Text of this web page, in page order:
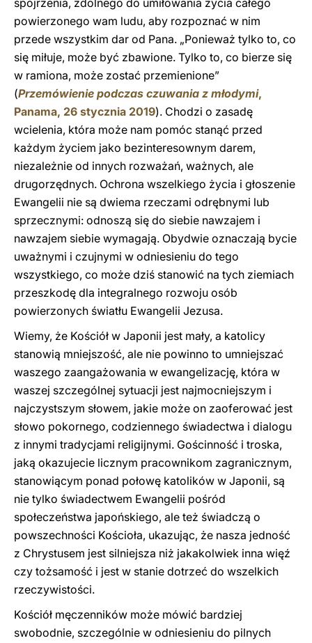
spojrzenia, zdolnego do umiłowania życia całego
powierzonego wam ludu, aby rozpoznać w nim
przede wszystkim dar od Pana. „Ponieważ tylko to, co
się miłuje, może być zbawione. Tylko to, co bierze się
w ramiona, może zostać przemienione”
(Przemówienie podczas czuwania z młodymi,
Panama, 26 stycznia 2019). Chodzi o zasadę
wcielenia, która może nam pomóc stanąć przed
każdym życiem jako bezinteresownym darem,
niezależnie od innych rozważań, ważnych, ale
drugorzędnych. Ochrona wszelkiego życia i głoszenie
Ewangelii nie są dwiema rzeczami odrębnymi lub
sprzecznymi: odnoszą się do siebie nawzajem i
nawzajem siebie wymagają. Obydwie oznaczają bycie
uważnymi i czujnymi w odniesieniu do tego
wszystkiego, co może dziś stanowić na tych ziemiach
przeszkodę dla integralnego rozwoju osób
powierzonych światłu Ewangelii Jezusa.
Wiemy, że Kościół w Japonii jest mały, a katolicy
stanowią mniejszość, ale nie powinno to umniejszać
waszego zaangażowania w ewangelizację, która w
waszej szczególnej sytuacji jest najmocniejszym i
najczystszym słowem, jakie może on zaoferować jest
słowo pokornego, codziennego świadectwa i dialogu
z innymi tradycjami religijnymi. Gościnność i troska,
jaką okazujecie licznym pracownikom zagranicznym,
stanowiącym ponad połowę katolików w Japonii, są
nie tylko świadectwem Ewangelii pośród
społeczeństwa japońskiego, ale też świadczą o
powszechności Kościoła, ukazując, że nasza jedność
z Chrystusem jest silniejsza niż jakakolwiek inna więź
czy tożsamość i jest w stanie dotrzeć do wszelkich
rzeczywistości.
Kościół męczenników może mówić bardziej
swobodnie, szczególnie w odniesieniu do pilnych